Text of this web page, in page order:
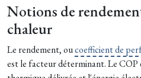
Notions de
chaleur
Le rendement, oucoefficient de
est le facteur déterminant. Le